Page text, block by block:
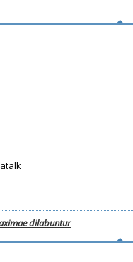
dilabuntur